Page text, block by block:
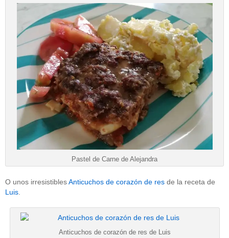
Pastel de Carne de Alejandra
O unos irresistiblesAnticuchos de corazón de res de la receta de
Luis.
Anticuchos de corazón de res de Luis